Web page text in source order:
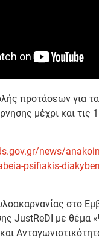
προτάσεων για
μέχρι και τις
news/
psifiakis-
στο
JustReDI με θέμα